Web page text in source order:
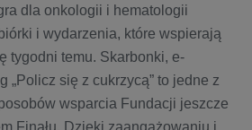
dla onkologii i hematologii
i wydarzenia, które wspierają
tygodni temu. Skarbonki, e-
„Policz się z cukrzycą” to jedne z
wsparcia Fundacji jeszcze
Finału. Dzięki zaangażowaniu i